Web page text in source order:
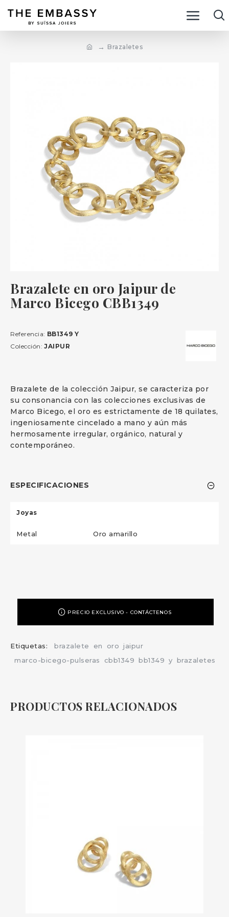
Brazaletes
Brazalete en oro Jaipur de
Marco Bicego CBB1349
Brazalete de la colección Jaipur, se caracteriza por
su consonancia con las colecciones exclusivas de
Marco Bicego, el oro es estrictamente de 18 quilates,
ingeniosamente cincelado a mano y aún más
hermosamente irregular, orgánico, natural y
contemporáneo.
ESPECIFICACIONES
Joyas
Metal Oro amarillo
Referencia: BB1349 Y
Colección: JAIPUR
PRECIO EXCLUSIVO - CONTÁCTENOS
Etiquetas: brazalete en oro jaipur
marco-bicego-pulseras
cbb1349 bb1349 y brazaletes
PRODUCTOS RELACIONADOS